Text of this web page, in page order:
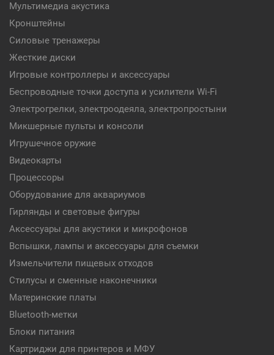
Мультимедиа акустика
Кронштейны
Силовые тренажеры
Жесткие диски
Игровые контроллеры и аксессуары
Беспроводные точки доступа и усилители Wi-Fi
Электрогрелки, электроодеяла, электропростыни
Микшерные пульты и консоли
Игрушечное оружие
Видеокарты
Процессоры
Оборудование для аквариумов
Гирлянды и световые фигуры
Аксессуары для акустики и микрофонов
Вспышки, лампы и аксессуары для съемки
Измельчители пищевых отходов
Стилусы и сменные наконечники
Материнские платы
Bluetooth-метки
Блоки питания
Картриджи для принтеров и МФУ